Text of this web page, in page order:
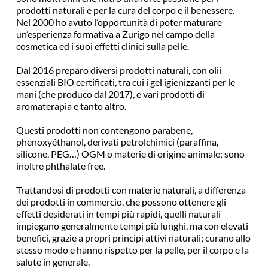
prodotti naturali e per la cura del corpo e il benessere.
Nel 2000 ho avuto l’opportunità di poter maturare
un’esperienza formativa a Zurigo nel campo della
cosmetica ed i suoi effetti clinici sulla pelle.
Dal 2016 preparo diversi prodotti naturali, con olii
essenziali BIO certificati, tra cui i gel igienizzanti per le
mani (che produco dal 2017), e vari prodotti di
aromaterapia e tanto altro.
Questi prodotti non contengono parabene,
phenoxyéthanol, derivati petrolchimici (paraffina,
silicone, PEG…) OGM o materie di origine animale; sono
inoltre phthalate free.
Trattandosi di prodotti con materie naturali, a differenza
dei prodotti in commercio, che possono ottenere gli
effetti desiderati in tempi più rapidi, quelli naturali
impiegano generalmente tempi più lunghi, ma con elevati
benefici, grazie a propri principi attivi naturali; curano allo
stesso modo e hanno rispetto per la pelle, per il corpo e la
salute in generale.